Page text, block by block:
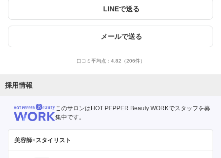
LINEで送る
メールで送る
口コミ平均点： 4.82 （206件）
採用情報
このサロンはHOT PEPPER Beauty WORKでスタッフを募
集中です。
美容師×スタイリスト